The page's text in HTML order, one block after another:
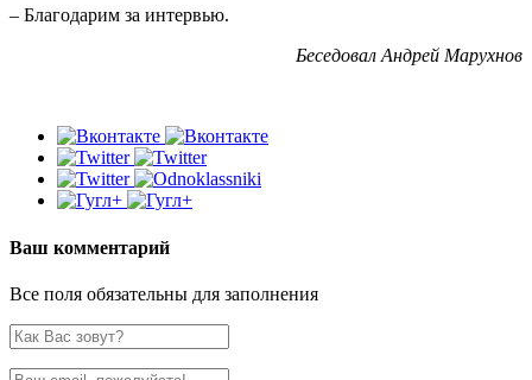
– Благодарим за интервью.
Беседовал Андрей Марухнов
Ваш комментарий
Все поля обязательны для заполнения